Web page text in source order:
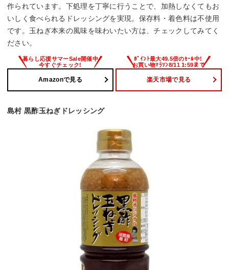
作られています。下処理を丁寧に行うことで、加熱しなくてもお
いしく食べられるドレッシングを実現。保存料・着色料は不使用
です。玉ねぎ本来の風味を味わいたい方は、チェックしてみてく
ださい。
Amazonで見る 楽天市場で見る
島村 黒酢玉ねぎドレッシング